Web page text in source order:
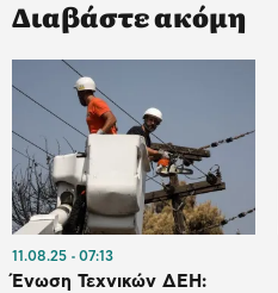
Διαβάστε ακόμη
11.08.25 07:13
Ένωση Τεχνικών ΔΕΗ: